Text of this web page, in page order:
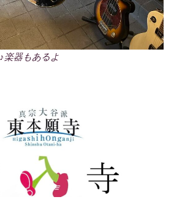
楽器もあるよ